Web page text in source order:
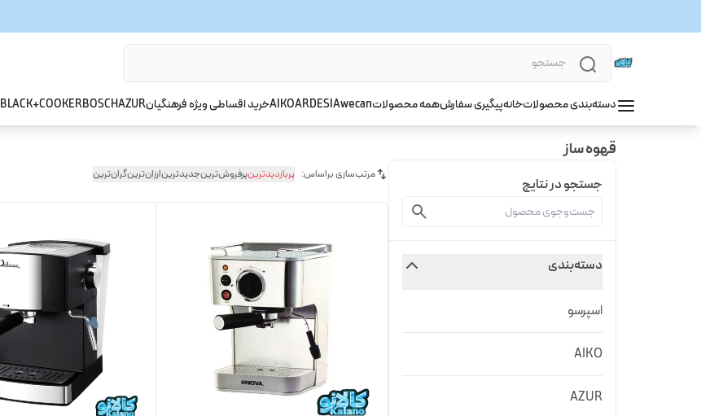
دسته‌بندی محصولاتخانهپیگیری سفارشهمه محصولاتwecan
ARDESIA
AIKOخرید اقساطی ویژه فرهنگیانAZUR
BOSCH
BLACK+COOKER
قهوه ساز
جستجو در نتایج
دسته‌بندی
اسپرسو
AIKO
AZUR
مرتب‌سازی براساس: پربازدیدترینپرفروش‌ترینجدیدترینارزان‌ترینگران‌ترین